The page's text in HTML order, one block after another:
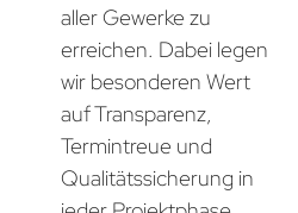
aller Gewerke zu
erreichen. Dabei legen
wir besonderen Wert
auf Transparenz,
Termintreue und
Qualitätssicherung in